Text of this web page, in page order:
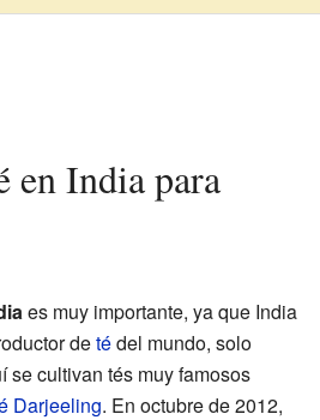
es muy importante, ya que India
detédel mundo, solo
se cultivan tés muy famosos
Darjeeling. En octubre de 2012,